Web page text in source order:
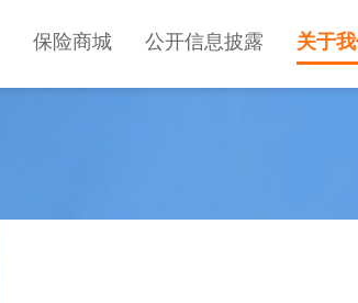
保险商城 公开信息披露 关于我